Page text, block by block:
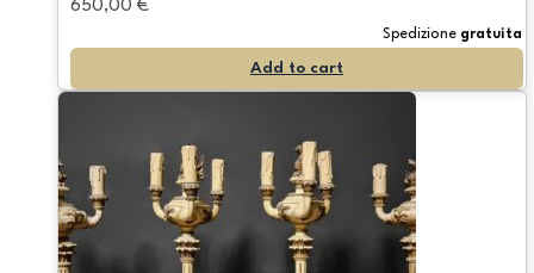
650,00 €
Spedizione gratuita
Add to cart